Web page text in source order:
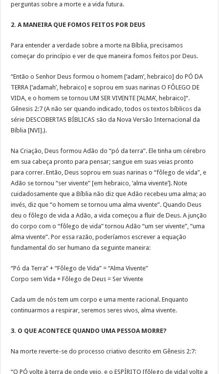
perguntas sobre a morte e a vida futura.
2. A MANEIRA QUE FOMOS FEITOS POR DEUS
Para entender a verdade sobre a morte na Bíblia, precisamos
começar do princípio e ver de que maneira fomos feitos por Deus.
“Então o Senhor Deus formou o homem [‘adam’, hebraico] do PÓ DA
TERRA [‘adamah’, hebraico] e soprou em suas narinas O FÔLEGO DE
VIDA, e o homem se tornou UM SER VIVENTE [‘ALMA’, hebraico]“.
Gênesis 2:7 (A não ser quando indicado, todos os textos bíblicos da
série DESCOBERTAS BÍBLICAS são da Nova Versão Internacional da
Bíblia [NVI].).
Na Criação, Deus formou Adão do “pó da terra”. Ele tinha um cérebro
em sua cabeça pronto para pensar; sangue em suas veias pronto
para correr. Então, Deus soprou em suas narinas o “fôlego de vida”, e
Adão se tornou “ser vivente” [em hebraico, ‘alma vivente’]. Note
cuidadosamente que a Bíblia não diz que Adão recebeu uma alma; ao
invés, diz que “o homem se tornou uma alma vivente”. Quando Deus
deu o fôlego de vida a Adão, a vida começou a fluir de Deus. A junção
do corpo com o “fôlego de vida” tornou Adão “um ser vivente”, “uma
alma vivente”. Por essa razão, poderíamos escrever a equação
fundamental do ser humano da seguinte maneira:
“Pó da Terra” + “Fôlego de Vida” = “Alma Vivente”
Corpo sem Vida + Fôlego de Deus = Ser Vivente
Cada um de nós tem um corpo e uma mente racional. Enquanto
continuarmos a respirar, seremos seres vivos, alma vivente.
3. O QUE ACONTECE QUANDO UMA PESSOA MORRE?
Na morte reverte-se do processo criativo descrito em Gênesis 2:7:
“O PÓ volte à terra de onde veio, e o ESPÍRITO [fôlego de vida] volte a